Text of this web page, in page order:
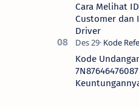
Cara Melihat
Customer dan
Driver
Kode